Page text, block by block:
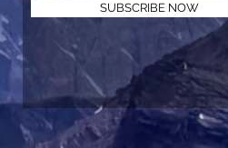
SUBSCRIBE NOW